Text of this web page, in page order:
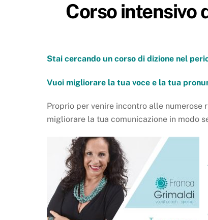
Corso intensivo
Stai cercando un corso di dizione nel
Vuoi migliorare la tua voce e la tua
Proprio per venire incontro alle
migliorare la tua comunicazione in modo